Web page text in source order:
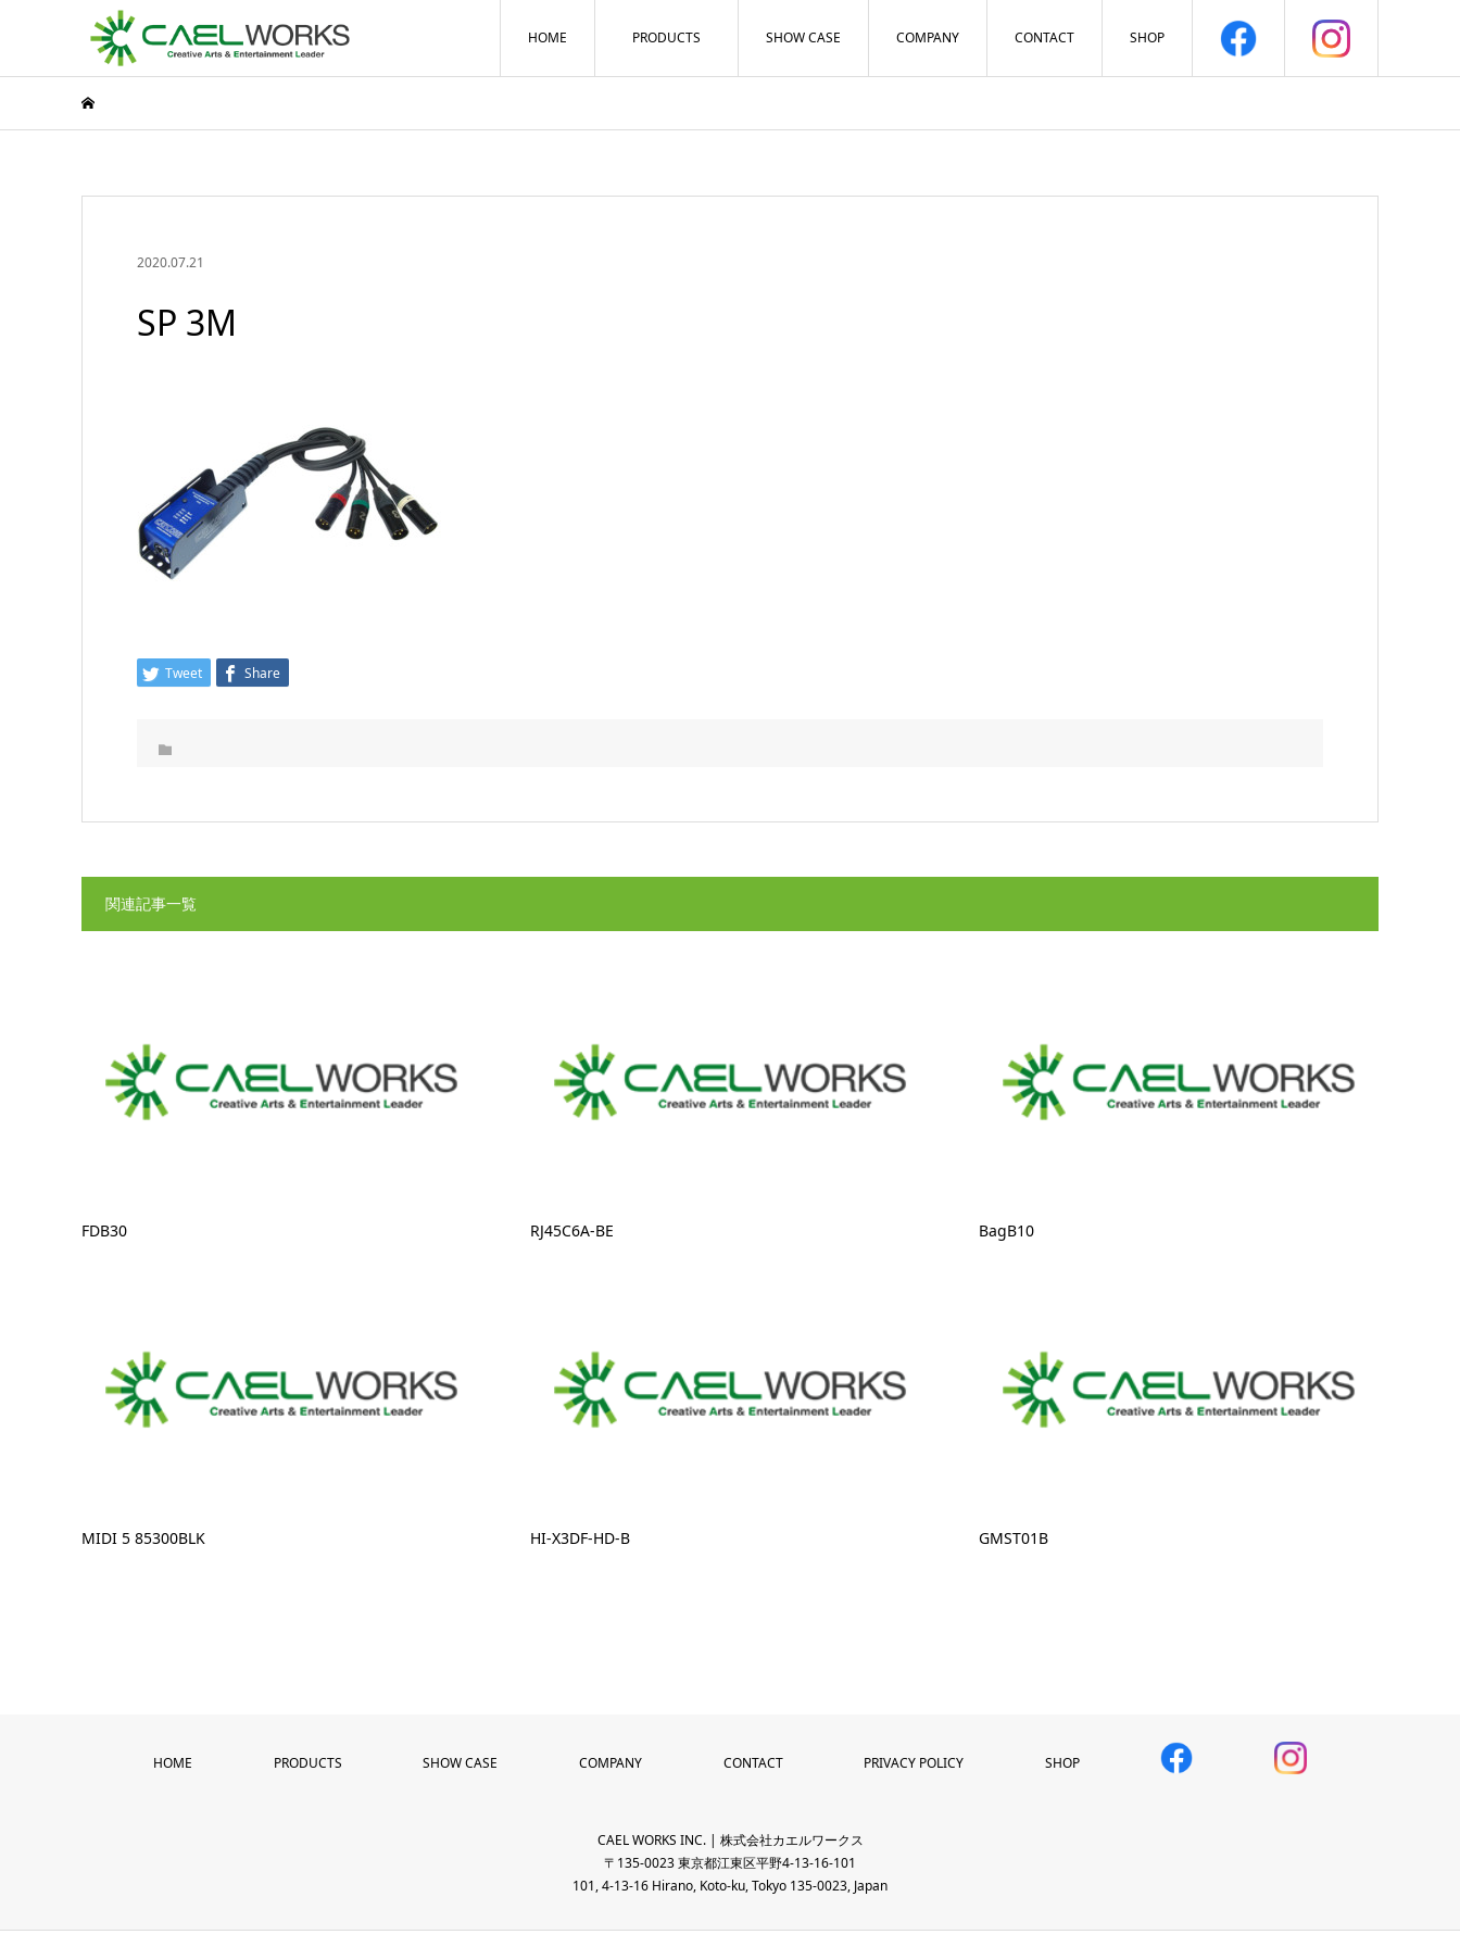
HOME PRODUCTS SHOW CASE COMPANY CONTACT SHOP
2020.07.21
SP 3M
Tweet Share
関連記事一覧
FDB30 RJ45C6A-BE BagB10
MIDI 5 85300BLK HI-X3DF-HD-B GMST01B
HOME PRODUCTS SHOW CASE COMPANY CONTACT PRIVACY POLICY SHOP
CAEL WORKS INC. | 株式会社カエルワークス
〒135-0023 東京都江東区平野4-13-16-101
101, 4-13-16 Hirano, Koto-ku, Tokyo 135-0023, Japan